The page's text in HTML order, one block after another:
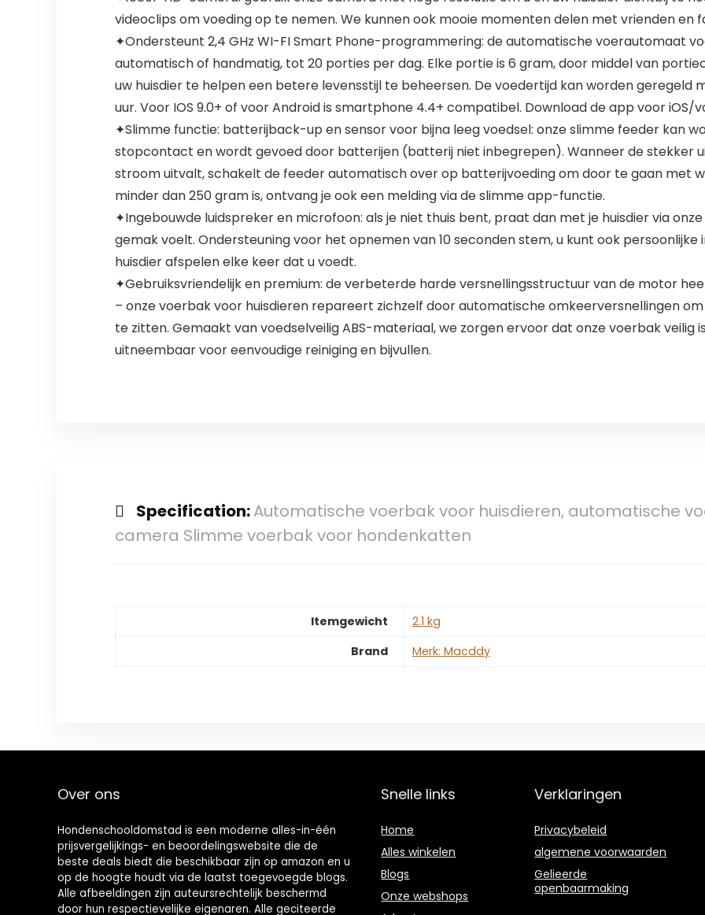
videoclips om voeding op te nemen. We kunnen ook mooie momenten delen met vrienden en
✦Ondersteunt 2,4 GHz WI-FI Smart Phone-programmering: de automatische voerautomaat
automatisch of handmatig, tot 20 porties per dag. Elke portie is 6 gram, door middel van
uw huisdier te helpen een betere levensstijl te beheersen. De voedertijd kan worden geregeld
uur. Voor IOS 9.0+ of voor Android is smartphone 4.4+ compatibel. Download de app voor iOS/
✦Slimme functie: batterijback-up en sensor voor bijna leeg voedsel: onze slimme feeder kan
stopcontact en wordt gevoed door batterijen (batterij niet inbegrepen). Wanneer de stekker
stroom uitvalt, schakelt de feeder automatisch over op batterijvoeding om door te gaan met
minder dan 250 gram is, ontvang je ook een melding via de slimme app-functie.
✦Ingebouwde luidspreker en microfoon: als je niet thuis bent, praat dan met je huisdier via
gemak voelt. Ondersteuning voor het opnemen van 10 seconden stem, u kunt ook
huisdier afspelen elke keer dat u voedt.
✦Gebruiksvriendelijk en premium: de verbeterde harde versnellingsstructuur van de motor
– onze voerbak voor huisdieren repareert zichzelf door automatische omkeerversnellingen
te zitten. Gemaakt van voedselveilig ABS-materiaal, we zorgen ervoor dat onze voerbak veilig
uitneembaar voor eenvoudige reiniging en bijvullen.
Specification:Automatische voerbak voor huisdieren, automatische
camera Slimme voerbak voor hondenkatten
Itemgewicht
‎2.1 kg
Brand
Merk: Macddy
Over ons
Hondenschooldomstad is een moderne alles-in-één
prijsvergelijkings- en beoordelingswebsite die de
beste deals biedt die beschikbaar zijn op amazon en u
op de hoogte houdt via de laatst toegevoegde blogs.
Alle afbeeldingen zijn auteursrechtelijk beschermd
door hun respectievelijke eigenaren. Alle geciteerde
Snelle links
Home
Alles winkelen
Blogs
Onze webshops
Verklaringen
Privacybeleid
algemene voorwaarden
Gelieerde
openbaarmaking